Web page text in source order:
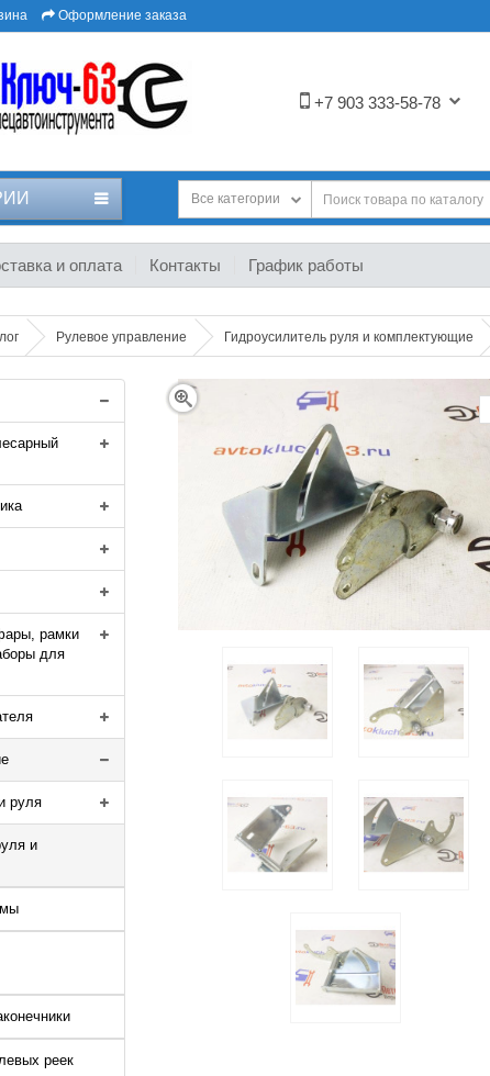
Оформление заказа
+7 903 333-58-78
Все категории
и оплата Контакты График работы
Рулевое управление Гидроусилитель руля и комплектующие
рамки
для
руля
и
реек